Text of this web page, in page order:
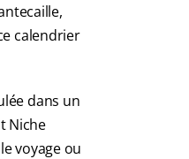
calendrier
dans un
Niche
voyage ou